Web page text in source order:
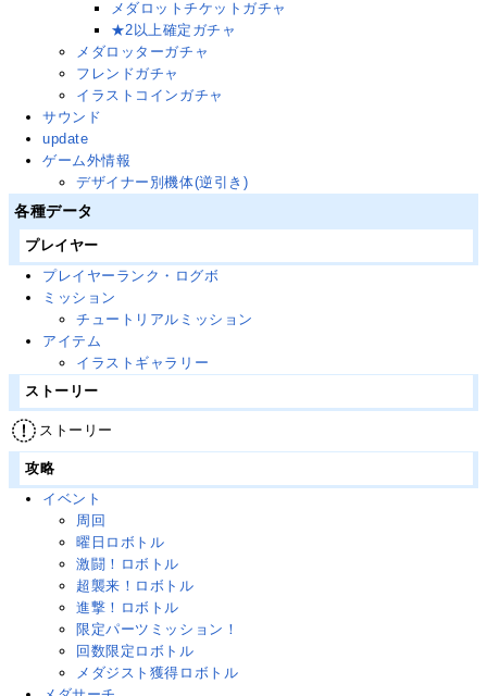
メダロットチケットガチャ
★2以上確定ガチャ
メダロッターガチャ
フレンドガチャ
イラストコインガチャ
サウンド
update
ゲーム外情報
デザイナー別機体(逆引き)
各種データ
プレイヤー
プレイヤーランク・ログボ
ミッション
チュートリアルミッション
アイテム
イラストギャラリー
ストーリー
ストーリー
攻略
イベント
周回
曜日ロボトル
激闘！ロボトル
超襲来！ロボトル
進撃！ロボトル
限定パーツミッション！
回数限定ロボトル
メダジスト獲得ロボトル